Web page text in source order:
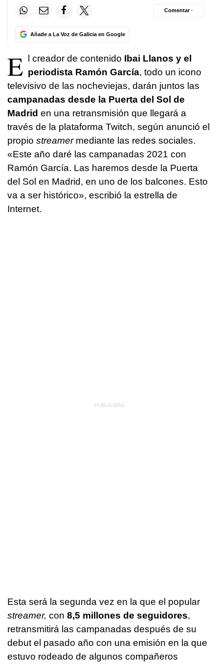
Añade a La Voz de Galicia en Google
Comentar ·
E l creador de contenido Ibai Llanos y el
periodista Ramón García, todo un icono
televisivo de las nocheviejas, darán juntos las
campanadas desde la Puerta del Sol de
Madrid en una retransmisión que llegará a
través de la plataforma Twitch, según anunció el
propio streamer mediante las redes sociales.
«Este año daré las campanadas 2021 con
Ramón García. Las haremos desde la Puerta
del Sol en Madrid, en uno de los balcones. Esto
va a ser histórico», escribió la estrella de
Internet.
Esta será la segunda vez en la que el popular
streamer, con 8,5 millones de seguidores,
retransmitirá las campanadas después de su
debut el pasado año con una emisión en la que
estuvo rodeado de algunos compañeros